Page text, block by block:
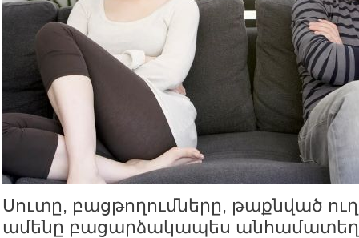
Սուտը, բացթողումները, թաքնված
ամենը բացարձակապես